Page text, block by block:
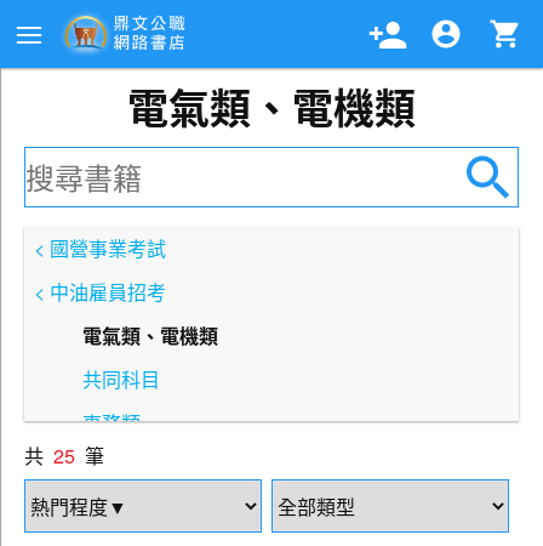
電氣類、電機類
< 國營事業考試
< 中油雇員招考
電氣類、電機類
共同科目
事務類
機械類
加油站儲備幹部類
共 25 筆